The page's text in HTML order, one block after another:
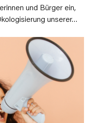
und Bürger ein,
unserer…